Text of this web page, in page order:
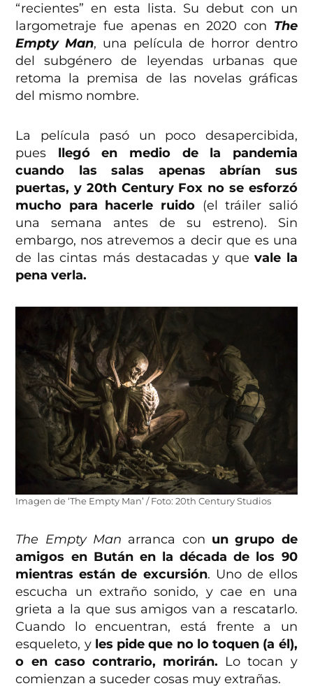
“recientes” en esta lista. Su debut con un
largometraje fue apenas en 2020 con The
Empty Man, una película de horror dentro
del subgénero de leyendas urbanas que
retoma la premisa de las novelas gráficas
del mismo nombre.
La película pasó un poco desapercibida,
pues llegó en medio de la pandemia
cuando las salas apenas abrían sus
puertas, y 20th Century Fox no se esforzó
mucho para hacerle ruido (el tráiler salió
una semana antes de su estreno). Sin
embargo, nos atrevemos a decir que es una
de las cintas más destacadas y quevale la
pena verla.
Imagen de ‘The Empty Man’ / Foto: 20th Century Studios
The Empty Man arranca con un grupo de
amigos en Bután en la década de los 90
mientras están de excursión. Uno de ellos
escucha un extraño sonido, y cae en una
grieta a la que sus amigos van a rescatarlo.
Cuando lo encuentran, está frente a un
esqueleto, y les pide que no lo toquen (a él),
o en caso contrario, morirán. Lo tocan y
comienzan a suceder cosas muy extrañas.